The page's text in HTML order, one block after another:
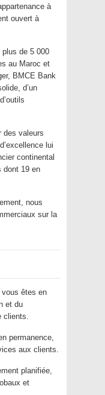
à
ouvert à
de 5 000
au Maroc et
BMCE Bank
d’un
des valeurs
lui
continental
dont 19 en
nous
sur la
vous êtes en
et du
clients.
permanence,
aux clients.
planifiée,
et